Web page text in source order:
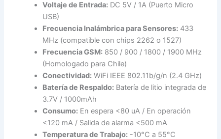
Voltaje de Entrada: DC 5V / 1A (Puerto Micro
USB)
Frecuencia Inalámbrica para Sensores: 433
MHz (compatible con chips 2262 o 1527)
Frecuencia GSM: 850 / 900 / 1800 / 1900 MHz
(Homologado para Chile)
Conectividad: WiFi IEEE 802.11b/g/n (2.4 GHz)
Batería de Respaldo: Batería de litio integrada de
3.7V / 1000mAh
Consumo: En espera <80 uA / En operación
<120 mA / Salida de alarma <500 mA
Temperatura de Trabajo: -10°C a 55°C